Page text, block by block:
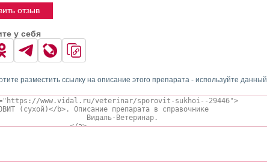
отзыв
у себя
разместить ссылку на описание этого препарата - используйте данный